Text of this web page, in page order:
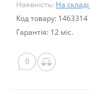
Наявність: На
Код товару: 1463314
Гарантія: 12 міс.
0